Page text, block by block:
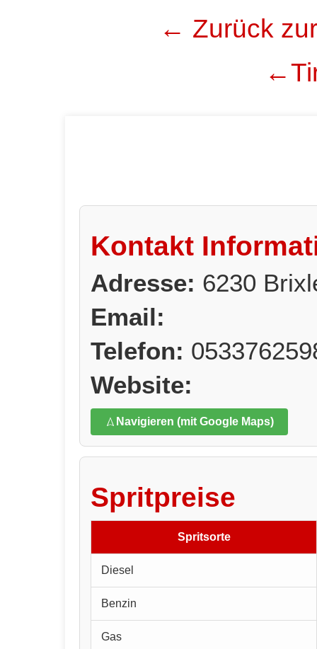
← Zurück
Kontakt
Adresse: 6230
Email:
Telefon:
Website:
Navigieren (mit Google Maps)
Spritpreise
Spritsorte
Diesel
Benzin
Gas